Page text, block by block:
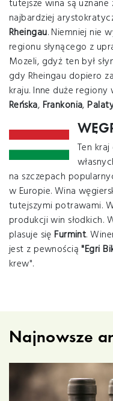
tutejsze wina są
najbardziej
Rheingau. Niemniej nie
regionu słynącego z
Mozeli, gdyż ten był
gdy Rheingau dopiero
kraju. Inne duże regiony
Reńska, Frankonia,
Ten
na szczepach
w Europie. Wina
tutejszymi potrawami.
produkcji win słodkich.
plasuje się Furmint.
jest z pewnością "Egri
krew".
Najnowsze